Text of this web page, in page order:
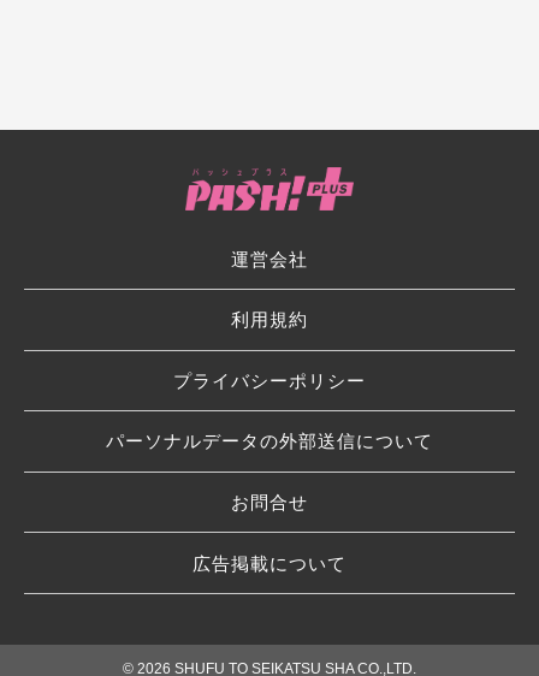
運営会社
利用規約
プライバシーポリシー
パーソナルデータの外部送信について
お問合せ
広告掲載について
© 2026 SHUFU TO SEIKATSU SHA CO.,LTD.